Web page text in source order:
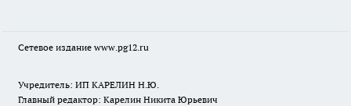
Сетевое издание www.pg12.ru
Учредитель: ИП КАРЕЛИН Н.Ю.
Главный редактор: Карелин Никита Юрьевич